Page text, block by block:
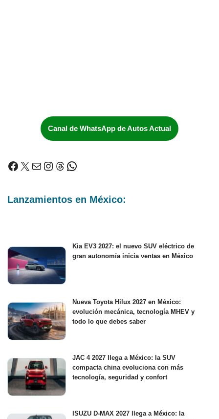
Canal de WhatsApp de Autos Actual
Lanzamientos en México:
Kia EV3 2027: el nuevo SUV eléctrico de
gran autonomía inicia ventas en México
Nueva Toyota Hilux 2027 en México:
evolución mecánica, tecnología MHEV y
todo lo que debes saber
JAC 4 2027 llega a México: la SUV
compacta china evoluciona con más
tecnología, seguridad y confort
ISUZU D-MAX 2027 llega a México: la